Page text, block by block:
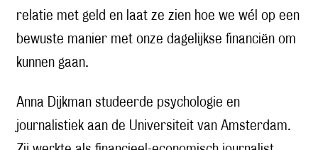
relatie met geld en laat ze zien hoe we wél op een
bewuste manier met onze dagelijkse financiën om
kunnen gaan.
Anna Dijkman studeerde psychologie en
journalistiek aan de Universiteit van Amsterdam.